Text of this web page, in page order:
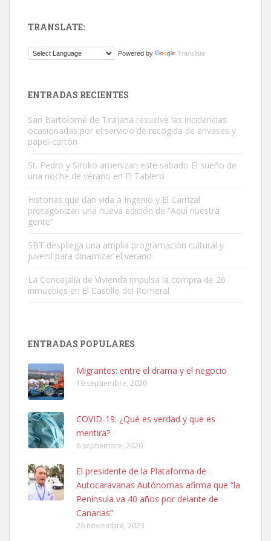
Este gato macho ha aparecido en la calle hace menos de un mes,
Busco adopción responsable para mi perra. Pastor alemán,
hembra, 4 años. Por motivos personales ...
Leales.org » Gran Canaria
Leales.org » Gran Canaria
Ninfa perdida
El día 5 se los perdió una ninfa papillera, asustada tiene miedo a la
calle, se perdió por la zon...
Leales.org » Gran Canaria
6.7.2025
TRANSLATE:
Powered by Translate
ENTRADAS RECIENTES
San Bartolomé de Tirajana resuelve las incidencias
ocasionadas por el servicio de recogida de envases y
papel-cartón
St. Pedro y Siroko amenizan este sábado El sueño de
una noche de verano en El Tablero
Historias que dan vida a Ingenio y El Carrizal
protagonizan una nueva edición de “Aquí nuestra
gente”
SBT despliega una amplia programación cultural y
juvenil para dinamizar el verano
La Concejalía de Vivienda impulsa la compra de 26
inmuebles en El Castillo del Romeral
ENTRADAS POPULARES
Migrantes: entre el drama y el negocio
19 septiembre, 2020
COVID-19: ¿Qué es verdad y que es
mentira?
6 septiembre, 2020
El presidente de la Plataforma de
Autocaravanas Autónomas afirma que “la
Península va 40 años por delante de
Canarias”
26 noviembre, 2023